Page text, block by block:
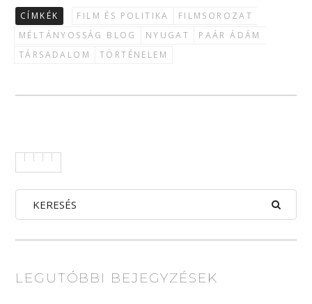
CÍMKÉK FILM ÉS POLITIKA
FILMSOROZAT
MÉLTÁNYOSSÁG BLOG
NYUGAT
PAÁR ÁDÁM
TÁRSADALOM
TÖRTÉNELEM
LEGUTÓBBI BEJEGYZÉSEK